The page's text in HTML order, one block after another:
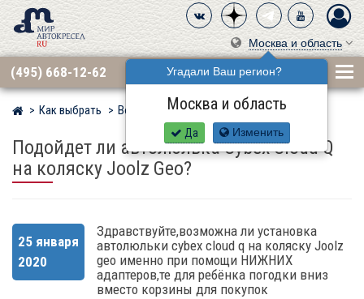
Москва и область
Угадали Ваш регион?
Москва и область
Да Изменить
(495) 668-12-62
Мир детских автокресел
Как выбрать Вопросы
Подойдет ли автолюлька Cybex Cloud Q
на коляску Joolz Geo?
25 января
2020
Здравствуйте,возможна ли установка
автолюльки cybex cloud q на коляску Joolz
geo именно при помощи НИЖНИХ
адаптеров,те для ребёнка погодки вниз
вместо корзины для покупок